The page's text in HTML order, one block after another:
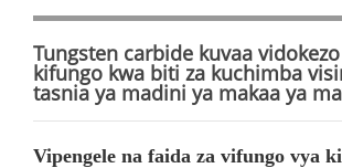
Tungsten carbide kuvaa
kifungo kwa biti za kuchimba
tasnia ya madini ya makaa ya
Vipengele na faida za vifungo vya